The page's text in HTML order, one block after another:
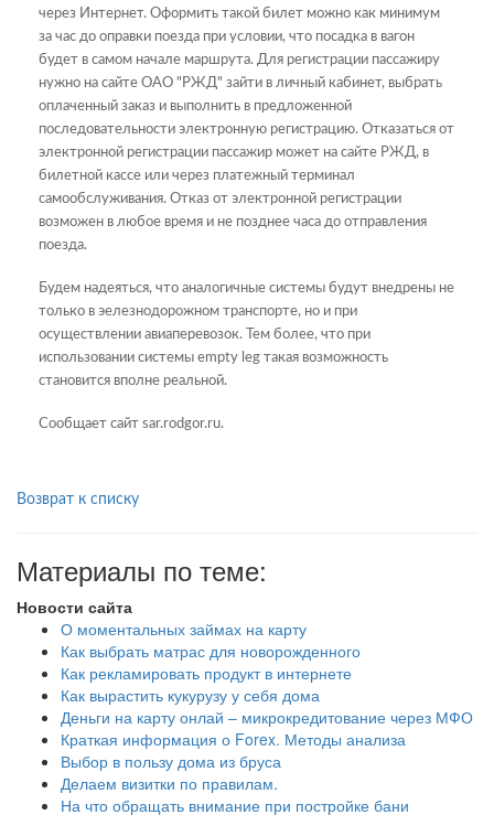
через Интернет. Оформить такой билет можно как минимум
за час до оправки поезда при условии, что посадка в вагон
будет в самом начале маршрута. Для регистрации пассажиру
нужно на сайте ОАО "РЖД" зайти в личный кабинет, выбрать
оплаченный заказ и выполнить в предложенной
последовательности электронную регистрацию. Отказаться от
электронной регистрации пассажир может на сайте РЖД, в
билетной кассе или через платежный терминал
самообслуживания. Отказ от электронной регистрации
возможен в любое время и не позднее часа до отправления
поезда.
Будем надеяться, что аналогичные системы будут внедрены не
только в эелезнодорожном транспорте, но и при
осуществлении авиаперевозок. Тем более, что при
использовании системы empty leg такая возможность
становится вполне реальной.
Сообщает сайт sar.rodgor.ru.
Возврат к списку
Материалы по теме:
Новости сайта
О моментальных займах на карту
Как выбрать матрас для новорожденного
Как рекламировать продукт в интернете
Как вырастить кукурузу у себя дома
Деньги на карту онлай – микрокредитование через МФО
Краткая информация о Forex. Методы анализа
Выбор в пользу дома из бруса
Делаем визитки по правилам.
На что обращать внимание при постройке бани